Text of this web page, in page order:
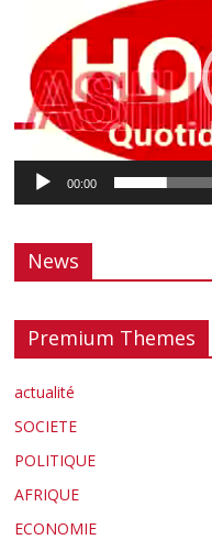
00:00
News
Premium Themes
actualité
SOCIETE
POLITIQUE
AFRIQUE
ECONOMIE